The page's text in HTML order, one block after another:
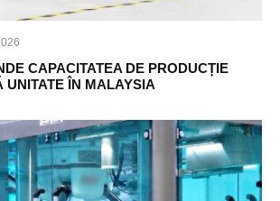
CAPACITATEA DE PRODUCȚIE
UNITATE ÎN MALAYSIA